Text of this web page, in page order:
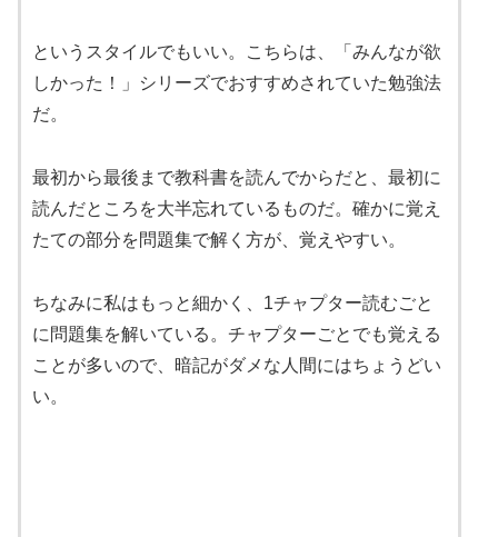
というスタイルでもいい。こちらは、「みんなが欲
しかった！」シリーズでおすすめされていた勉強法
だ。
最初から最後まで教科書を読んでからだと、最初に
読んだところを大半忘れているものだ。確かに覚え
たての部分を問題集で解く方が、覚えやすい。
ちなみに私はもっと細かく、1チャプター読むごと
に問題集を解いている。チャプターごとでも覚える
ことが多いので、暗記がダメな人間にはちょうどい
い。